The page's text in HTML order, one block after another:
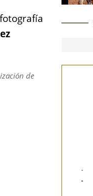
de
-
-